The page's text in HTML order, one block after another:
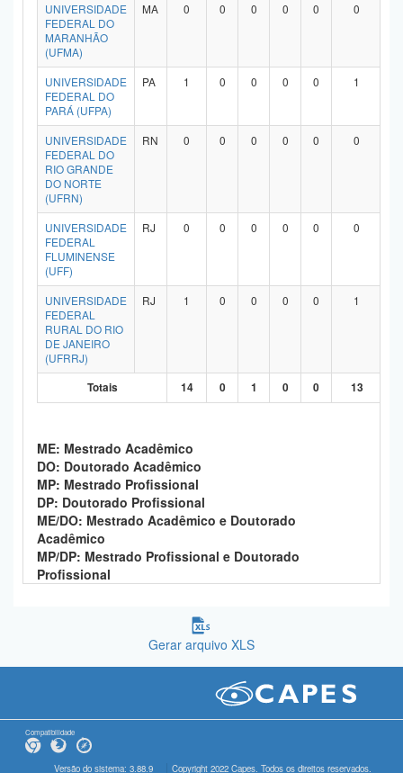
UNIVERSIDADE
FEDERAL DO
MARANHÃO
(UFMA)
MA 0 0 0 0 0 0
UNIVERSIDADE
FEDERAL DO
PARÁ (UFPA)
PA 1 0 0 0 0 1
UNIVERSIDADE
FEDERAL DO
RIO GRANDE
DO NORTE
(UFRN)
RN 0 0 0 0 0 0
UNIVERSIDADE
FEDERAL
FLUMINENSE
(UFF)
RJ 0 0 0 0 0 0
UNIVERSIDADE
FEDERAL
RURAL DO RIO
DE JANEIRO
(UFRRJ)
RJ 1 0 0 0 0 1
Totais 14 0 1 0 0 13
ME: Mestrado Acadêmico
DO: Doutorado Acadêmico
MP: Mestrado Profissional
DP: Doutorado Profissional
ME/DO: Mestrado Acadêmico e Doutorado
Acadêmico
MP/DP: Mestrado Profissional e Doutorado
Profissional
Gerar arquivo XLS
Compatibilidade
Versão do sistema: 3.88.9 Copyright 2022 Capes. Todos os direitos reservados.